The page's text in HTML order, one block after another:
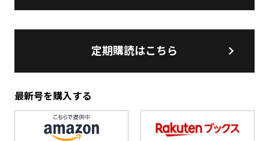
定期購読はこちら
最新号を購入する